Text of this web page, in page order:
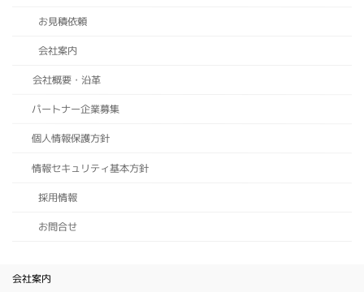
お見積依頼
会社案内
会社概要・沿革
パートナー企業募集
個人情報保護方針
情報セキュリティ基本方針
採用情報
お問合せ
会社案内